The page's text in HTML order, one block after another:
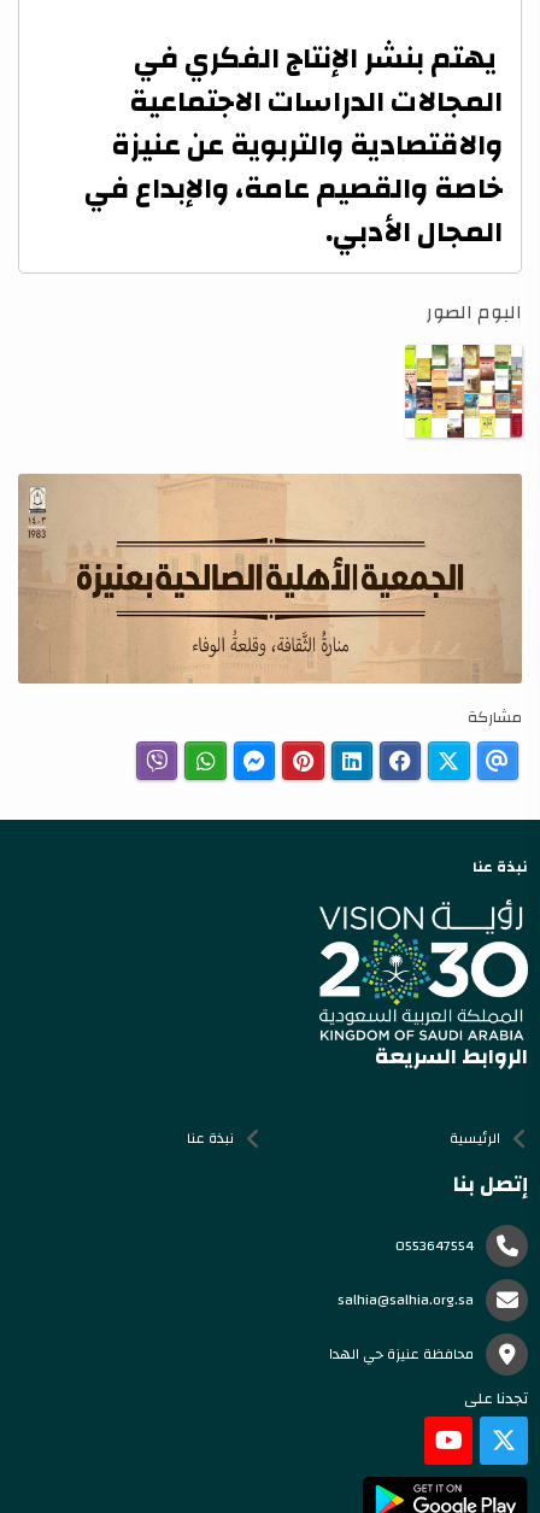
يهتم بنشر الإنتاج الفكري في
المجالات الدراسات الاجتماعية
والاقتصادية والتربوية عن عنيزة
خاصة والقصيم عامة، والإبداع في
المجال الأدبي.
البوم الصور
مشاركة
نبذة عنا
الروابط السريعة
الرئيسية نبذة عنا
إتصل بنا
0553647554
salhia@salhia.org.sa
محافظة عنيزة حي الهدا
تجدنا على